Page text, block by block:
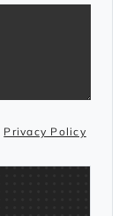
Privacy Policy